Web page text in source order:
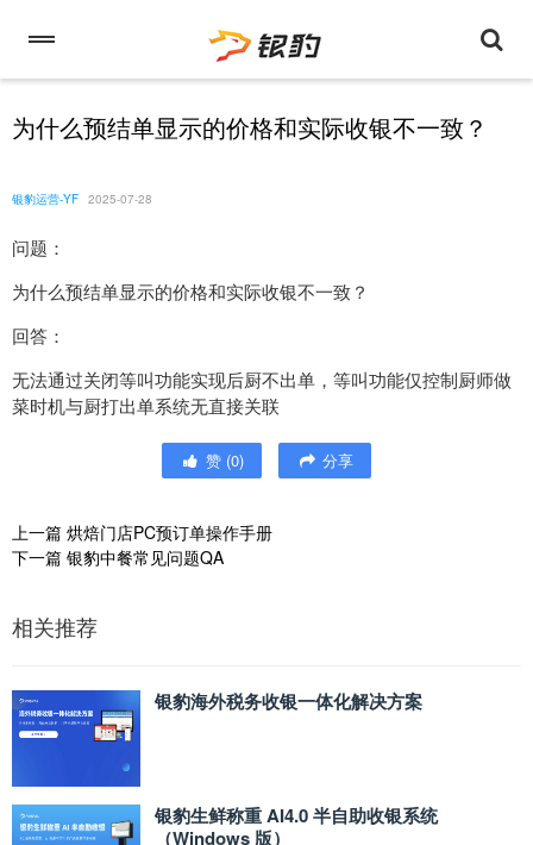
为什么预结单显示的价格和实际收银不一致？
银豹运营-YF 2025-07-28
问题：
为什么预结单显示的价格和实际收银不一致？
回答：
无法通过关闭等叫功能实现后厨不出单，等叫功能仅控制厨师做
菜时机与厨打出单系统无直接关联
赞 (0) 分享
上一篇 烘焙门店PC预订单操作手册
下一篇 银豹中餐常见问题QA
相关推荐
银豹海外税务收银一体化解决方案
银豹生鲜称重 AI4.0 半自助收银系统
（Windows 版）